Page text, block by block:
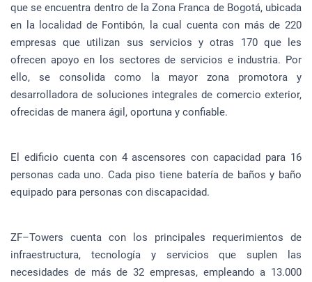
que se encuentra dentro de la Zona Franca de Bogotá, ubicada
en la localidad de Fontibón, la cual cuenta con más de 220
empresas que utilizan sus servicios y otras 170 que les
ofrecen apoyo en los sectores de servicios e industria. Por
ello, se consolida como la mayor zona promotora y
desarrolladora de soluciones integrales de comercio exterior,
ofrecidas de manera ágil, oportuna y confiable.
El edificio cuenta con 4 ascensores con capacidad para 16
personas cada uno. Cada piso tiene batería de baños y baño
equipado para personas con discapacidad.
ZF–Towers cuenta con los principales requerimientos de
infraestructura, tecnología y servicios que suplen las
necesidades de más de 32 empresas, empleando a 13.000